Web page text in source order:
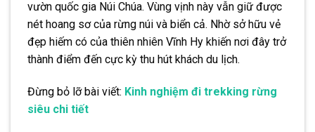
vườn quốc gia Núi Chúa. Vùng vịnh này vẫn giữ được
nét hoang sơ của rừng núi và biển cả. Nhờ sở hữu vẻ
đẹp hiếm có của thiên nhiên Vĩnh Hy khiến nơi đây trở
thành điểm đến cực kỳ thu hút khách du lịch.
Đừng bỏ lỡ bài viết: Kinh nghiệm đi trekking rừng
siêu chi tiết